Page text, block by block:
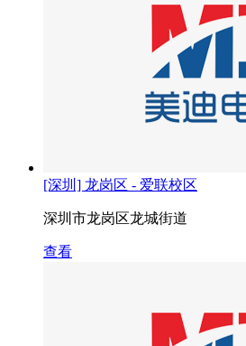
[深圳] 龙岗区 - 爱联校区
深圳市龙岗区龙城街道
查看